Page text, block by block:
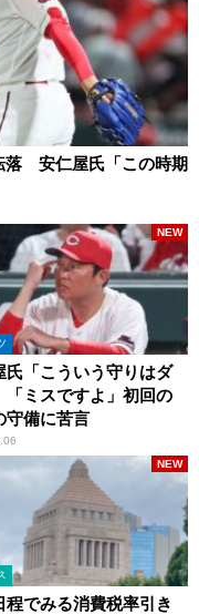
落 安仁屋氏「この時期
氏「こういう守りはダ
「ミスですよ」初回の
守備に苦言
NEW
程でみる消費税率引き
NEW